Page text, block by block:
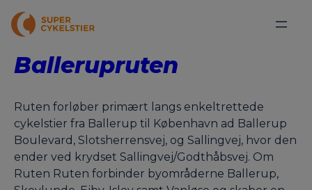
Ballerupruten
Ruten forløber primært langs enkeltrettede
cykelstier fra Ballerup til København ad Ballerup
Boulevard, Slotsherrensvej, og Sallingvej, hvor den
ender ved krydset Sallingvej/Godthåbsvej. Om
Ruten Ruten forbinder byområderne Ballerup,